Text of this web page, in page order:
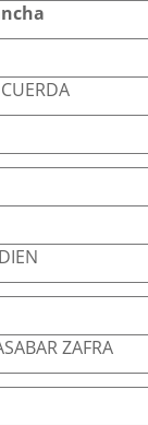
ZAFRA